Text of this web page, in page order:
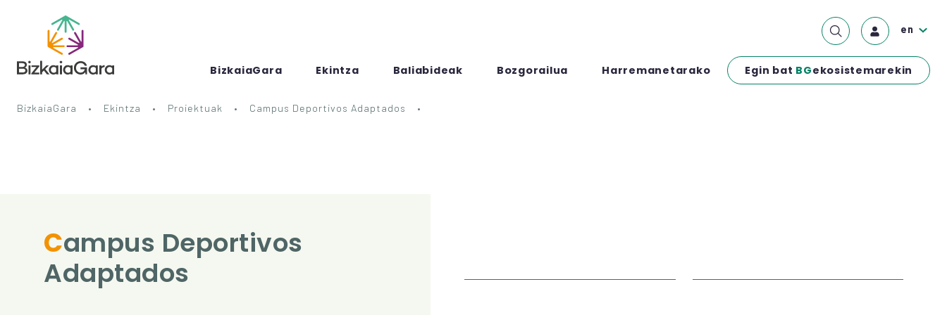
BizkaiaGara Ekintza Baliabideak Bozgorailua Harremanetarako Egin bat BGekosistemarekin
en
BizkaiaGara Ekintza Proiektuak Campus Deportivos Adaptados
Campus Deportivos
Adaptados